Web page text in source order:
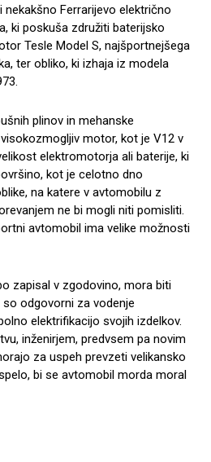
Ferrarijevo električno
ki poskuša združiti baterijsko
Tesle Model S, najšportnejšega
ter obliko, ki izhaja iz modela
plinov in mehanske
motor, kot je V12 v
elektromotorja ali baterije, ki
kot je celotno dno
na katere v avtomobilu z
ne bi mogli niti pomisliti.
avtomobil ima velike možnosti
zapisal v zgodovino, mora biti
odgovorni za vodenje
elektrifikacijo svojih izdelkov.
inženirjem, predvsem pa novim
za uspeh prevzeti velikansko
bi se avtomobil morda moral